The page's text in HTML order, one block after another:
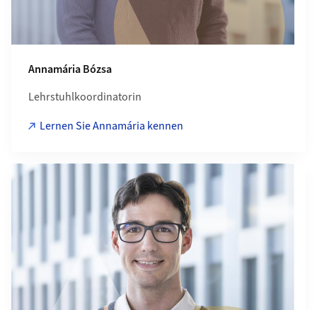
Annamária Bózsa
Lehrstuhlkoordinatorin
Lernen Sie Annamária kennen